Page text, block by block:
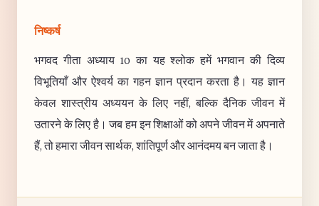
निष्कर्ष
भगवद गीता अध्याय 10 का यह श्लोक हमें भगवान की दिव्य
विभूतियाँ और ऐश्वर्य का गहन ज्ञान प्रदान करता है। यह ज्ञान
केवल शास्त्रीय अध्ययन के लिए नहीं, बल्कि दैनिक जीवन में
उतारने के लिए है। जब हम इन शिक्षाओं को अपने जीवन में अपनाते
हैं, तो हमारा जीवन सार्थक, शांतिपूर्ण और आनंदमय बन जाता है।